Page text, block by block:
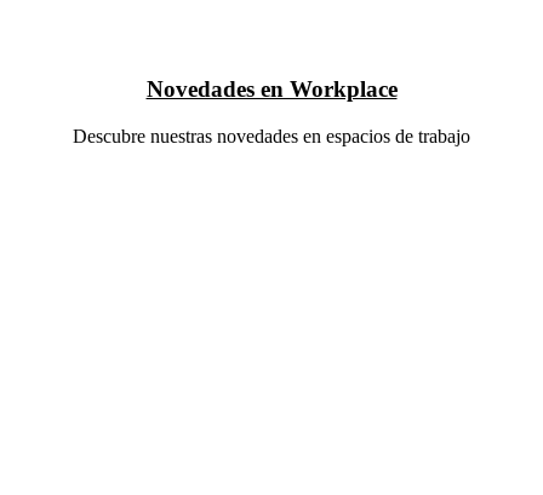
Novedades en Workplace
Descubre nuestras novedades en espacios de trabajo